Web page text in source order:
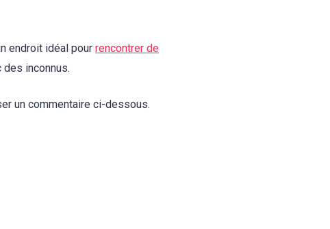
endroit idéal pour rencontrer de
inconnus.
un commentaire ci-dessous.